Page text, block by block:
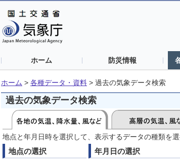
ホーム 防災情報
ホーム > 各種データ・資料 > 過去の気象データ検索
過去の気象データ検索
地点と年月日時を選択して、表示するデータの種類を選
地点の選択 年月日の選択